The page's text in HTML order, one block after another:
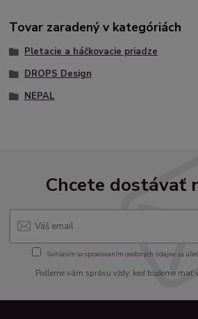
Tovar zaradený v kategóriách
Pletacie a háčkovacie priadze
DROPS Design
NEPAL
Chcete dostávať
Súhlasím sospracovaním osobných údajov za
Pošleme vám správu vždy, keď budeme mať